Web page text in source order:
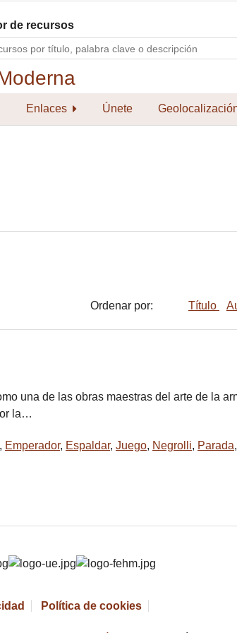
de recursos
Enlaces Únete
Ordenar por: Título
una de las obras maestras del arte de la
la…
, Emperador, Espaldar, Juego, Negrolli, Parada,
Política de cookies